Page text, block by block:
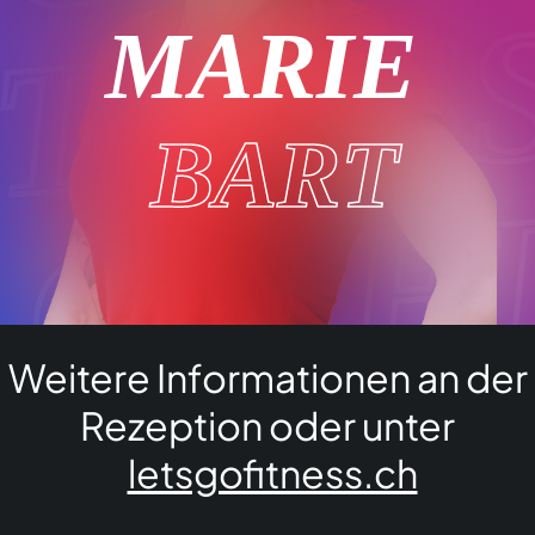
MARIE
BART
Weitere Informationen an der
Rezeption oder unter
letsgofitness.ch